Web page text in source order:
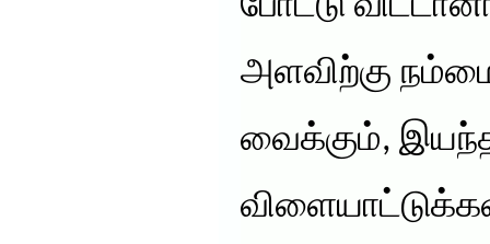
அளவிற்கு
வைக்கும்,